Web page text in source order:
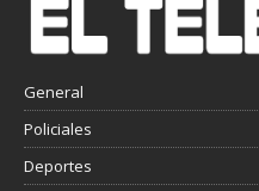
General
Policiales
Deportes